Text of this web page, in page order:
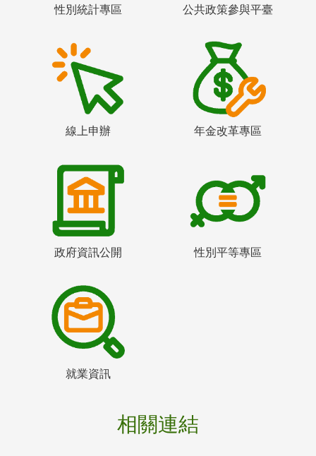
性別統計專區 公共政策參與平臺
線上申辦 年金改革專區
政府資訊公開 性別平等專區
就業資訊
相關連結